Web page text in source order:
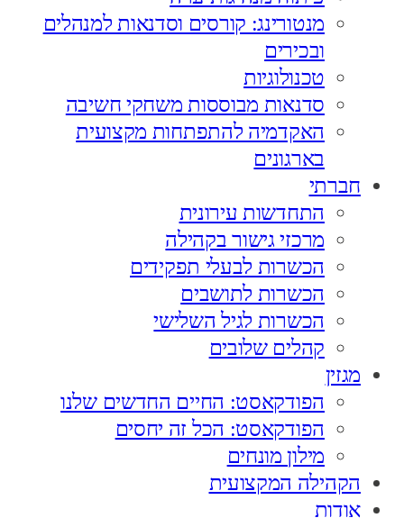
מנטורינג: קורסים וסדנאות למנהלים
ובכירים
טכנולוגיות
סדנאות מבוססות משחקי חשיבה
האקדמיה להתפתחות מקצועית
בארגונים
חברתי
התחדשות עירונית
מרכזי גישור בקהילה
הכשרות לבעלי תפקידים
הכשרות לתושבים
הכשרות לגיל השלישי
קהלים שלובים
מגזין
הפודקאסט: החיים החדשים שלנו
הפודקאסט: הכל זה יחסים
מילון מונחים
הקהילה המקצועית
אודות